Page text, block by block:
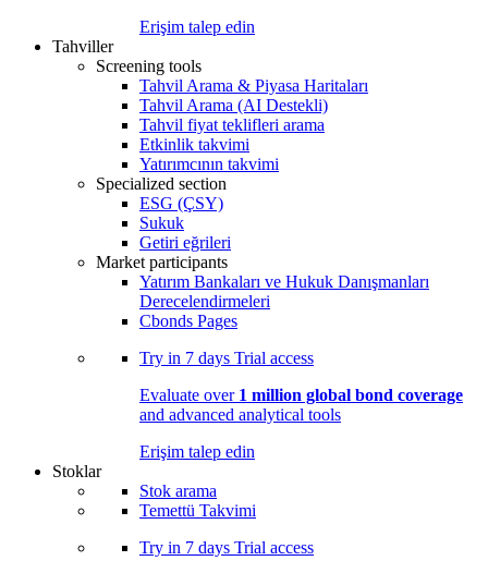
Erişim talep edin
Tahviller
Screening tools
Tahvil Arama & Piyasa Haritaları
Tahvil Arama (AI Destekli)
Tahvil fiyat teklifleri arama
Etkinlik takvimi
Yatırımcının takvimi
Specialized section
ESG (ÇSY)
Sukuk
Getiri eğrileri
Market participants
Yatırım Bankaları ve Hukuk Danışmanları
Derecelendirmeleri
Cbonds Pages
Try in 7 days Trial access
Evaluate over 1 million global bond coverage
and advanced analytical tools
Erişim talep edin
Stoklar
Stok arama
Temettü Takvimi
Try in 7 days Trial access